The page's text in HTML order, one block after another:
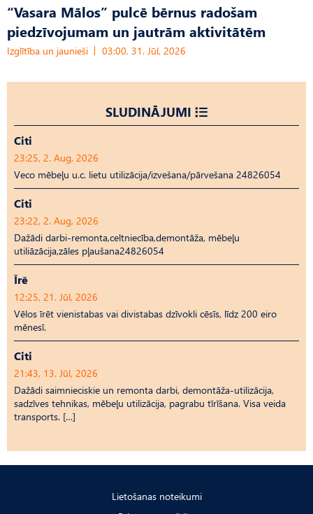
“Vasara Mālos” pulcē bērnus radošam
piedzīvojumam un jautrām aktivitātēm
Izglītība un jaunieši 03:00, 31. Jūl, 2026
SLUDINĀJUMI
Citi
23:25, 2. Aug, 2026
Veco mēbeļu u.c. lietu utilizācija/izvešana/pārvešana 24826054
Citi
23:22, 2. Aug, 2026
Dažādi darbi-remonta,celtniecība,demontāža, mēbeļu
utiliāzācija,zāles pļaušana24826054
Īrē
12:25, 21. Jūl, 2026
Vēlos īrēt vienistabas vai divistabas dzīvokli cēsīs, līdz 200 eiro
mēnesī.
Citi
21:43, 13. Jūl, 2026
Dažādi saimnieciskie un remonta darbi, demontāža-utilizācija,
sadzīves tehnikas, mēbeļu utilizācija, pagrabu tīrīšana. Visa veida
transports. […]
Lietošanas noteikumi